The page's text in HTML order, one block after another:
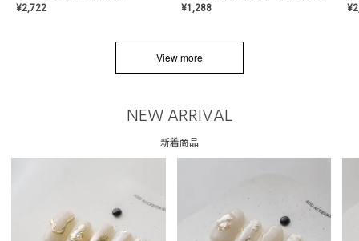
¥2,722 ¥1,288 ¥
View more
NEW ARRIVAL
新着商品